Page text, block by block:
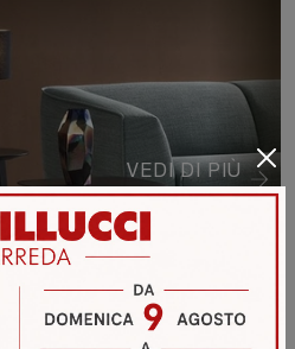
VEDI DI PIÙ